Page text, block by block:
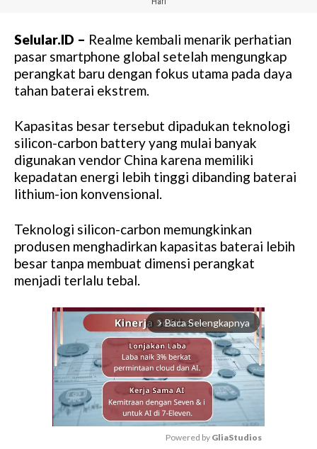
Selular.ID – Realme kembali menarik perhatian
pasar smartphone global setelah mengungkap
perangkat baru dengan fokus utama pada daya
tahan baterai ekstrem.
Kapasitas besar tersebut dipadukan teknologi
silicon-carbon battery yang mulai banyak
digunakan vendor China karena memiliki
kepadatan energi lebih tinggi dibanding baterai
lithium-ion konvensional.
Teknologi silicon-carbon memungkinkan
produsen menghadirkan kapasitas baterai lebih
besar tanpa membuat dimensi perangkat
menjadi terlalu tebal.
arrow_forward_ios Baca Selengkapnya
Powered by GliaStudios